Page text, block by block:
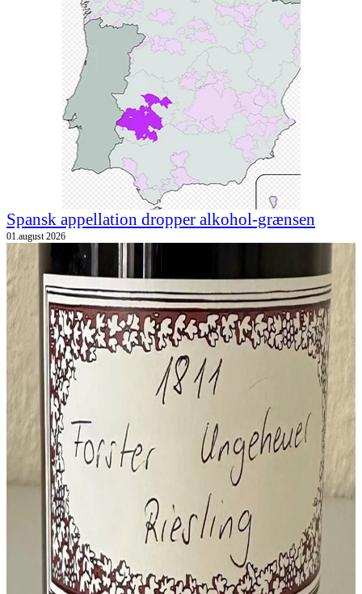
Spansk appellation dropper alkohol-grænsen
01.august 2026